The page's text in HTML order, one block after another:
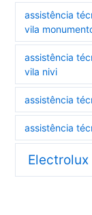
assistência
vila
assistência
vila nivi
assistência
assistência
Electrolux